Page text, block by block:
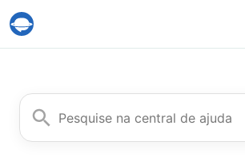
Serviço Help Desk Migration
Procurar